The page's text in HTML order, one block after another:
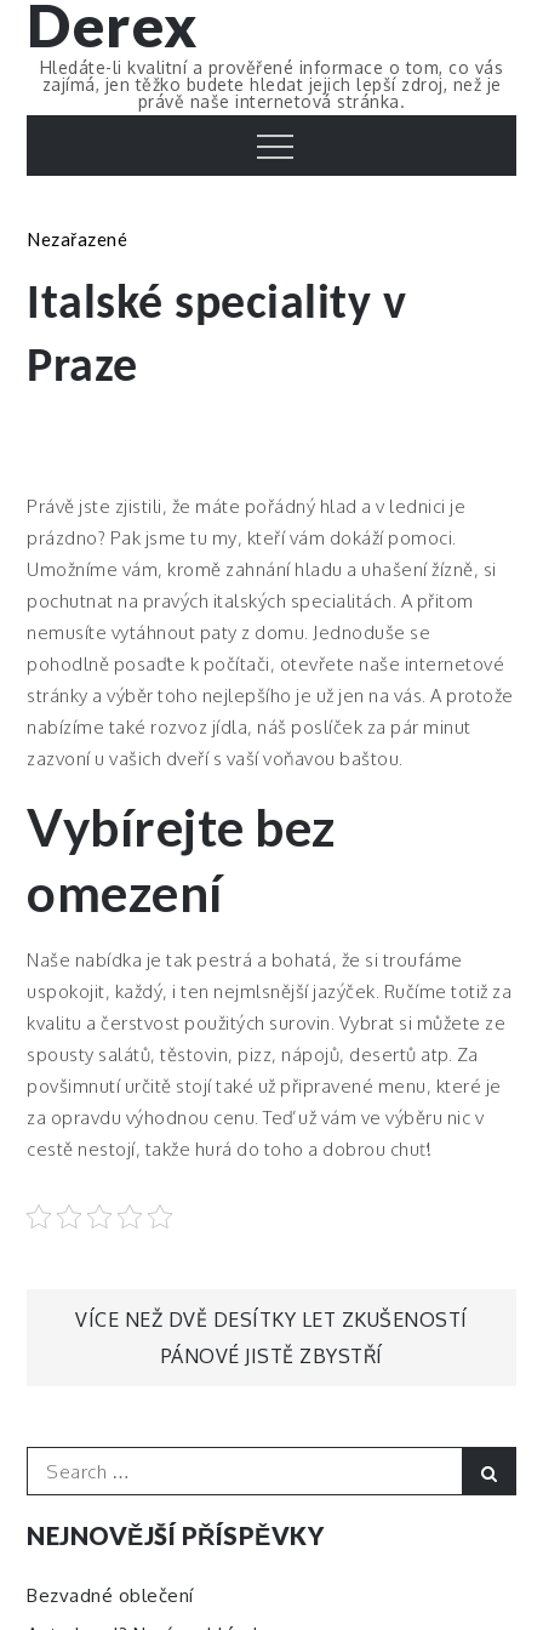
Skip
content
Derex
Hledáte-li kvalitní a prověřené informace o tom, co vás
zajímá, jen těžko budete hledat jejich lepší zdroj, než je
právě naše internetová stránka.
Menu
Nezařazené
Italské speciality v
Praze
Právě jste zjistili, že máte pořádný hlad a v lednici je
prázdno? Pak jsme tu my, kteří vám dokáží pomoci.
Umožníme vám, kromě zahnání hladu a uhašení žízně, si
pochutnat na pravých italských specialitách. A přitom
nemusíte vytáhnout paty z domu. Jednoduše se
pohodlně posaďte k počítači, otevřete naše internetové
stránky a výběr toho nejlepšího je už jen na vás. A protože
nabízíme také rozvoz jídla, náš poslíček za pár minut
zazvoní u vašich dveří s vaší voňavou baštou.
Vybírejte bez
omezení
Naše nabídka je tak pestrá a bohatá, že si troufáme
uspokojit, každý, i ten nejmlsnější jazýček. Ručíme totiž za
kvalitu a čerstvost použitých surovin. Vybrat si můžete ze
spousty salátů, těstovin, pizz, nápojů, desertů atp. Za
povšimnutí určitě stojí také už připravené menu, které je
za opravdu výhodnou cenu. Teď už vám ve výběru nic v
cestě nestojí, takže hurá do toho a dobrou chuť!
Navigace
příspěvek
VÍCE NEŽ DVĚ DESÍTKY LET ZKUŠENOSTÍ
PÁNOVÉ JISTĚ ZBYSTŘÍ
Search
for:
NEJNOVĚJŠÍ PŘÍSPĚVKY
Bezvadné oblečení